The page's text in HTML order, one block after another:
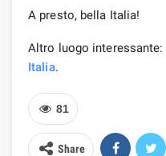
A presto, bella Italia!
Altro luogo interessante:
Italia.
81
Share